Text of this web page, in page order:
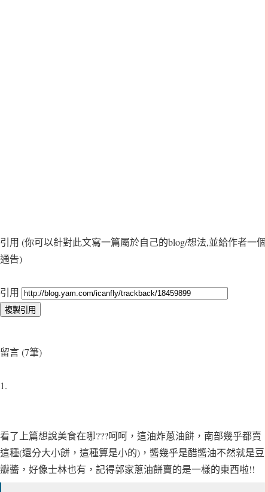
引用 (你可以針對此文寫一篇屬於自己的blog/想法,並給作者一個
通告)
引用
留言 (7筆)
1.
看了上篇想說美食在哪???呵呵，這油炸蔥油餅，南部幾乎都賣
這種(還分大小餅，這種算是小的)，醬幾乎是醋醬油不然就是豆
瓣醬，好像士林也有，記得郭家蔥油餅賣的是一樣的東西啦!!